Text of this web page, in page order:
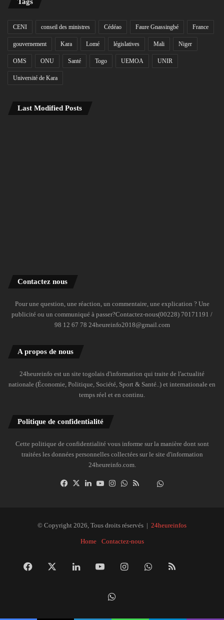
CENI conseil des ministres Cédéao Faure Gnassingbé France
gouvernement Kara Lomé législatives Mali Niger
OMS ONU Santé Togo UEMOA UNIR
Université de Kara
Last Modified Posts
Contactez nous
Pour une question, une réaction, un commentaire, une explication ? Une
publicité ou un communiqué à passer?Contactez-nous(00228) 70171191 /
98 12 67 78 24heureinfo2018@gmail.com
A propos de nous
24heureinfo est un site togolais d'information qui traite de l'actualité
nationale (Économie, Politique, Société, Sport & Santé..) et internationale en
temps réel et en continu.
Politique de confidentialité
Cette politique de confidentialité vous informe sur la manière dont sont
traitées les données personnelles collectées sur le site d'information
24heureinfo.com.
Facebook
X LinkedinYouTubeInstagramWhatsAppDailymotion
© Copyright 2026, Tous droits réservés | 24heureinfos
Home Contactez-nous
Facebook LinkedinYouTubeInstagramWhatsApp
RSS